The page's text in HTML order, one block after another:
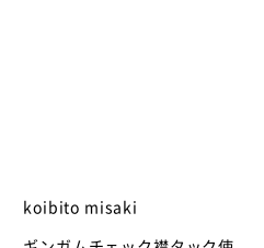
koibito misaki